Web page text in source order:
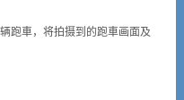
跑車，将拍摄到的跑車画面及